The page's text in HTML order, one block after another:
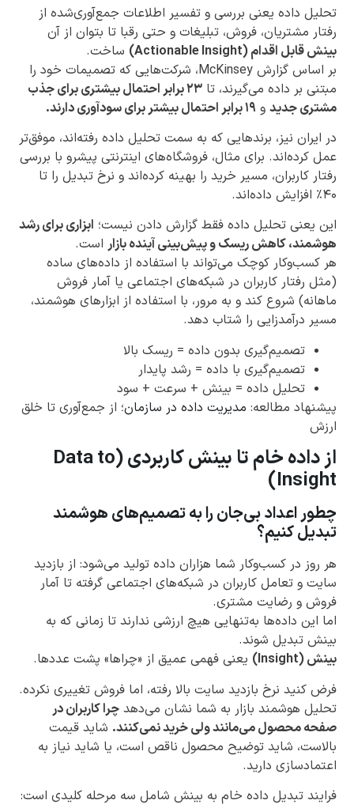
تحلیل داده یعنی بررسی و تفسیر اطلاعات جمع‌آوری‌شده از
رفتار مشتریان، فروش، تبلیغات و حتی رقبا تا بتوان از آن
بینش قابل اقدام (Actionable Insight)
ساخت.
بر اساس گزارش McKinsey، شرکت‌هایی که تصمیمات خود را
مبتنی بر داده می‌گیرند، تا
۲۳ برابر احتمال بیشتری برای جذب
مشتری جدید و ۱۹ برابر احتمال بیشتر برای سودآوری دارند.
در ایران نیز، برندهایی که به سمت تحلیل داده رفته‌اند، موفق‌تر
عمل کرده‌اند. برای مثال، فروشگاه‌های اینترنتی پیشرو با بررسی
رفتار کاربران، مسیر خرید را بهینه کرده‌اند و نرخ تبدیل را تا
۴۰٪ افزایش داده‌اند.
این یعنی تحلیل داده فقط گزارش دادن نیست؛ ابزاری برای رشد
هوشمند، کاهش ریسک و پیش‌بینی آینده بازار است.
هر کسب‌وکار کوچک می‌تواند با استفاده از داده‌های ساده
(مثل رفتار کاربران در شبکه‌های اجتماعی یا آمار فروش
ماهانه) شروع کند و به مرور، با استفاده از ابزارهای هوشمند،
مسیر درآمدزایی را شتاب دهد.
تصمیم‌گیری بدون داده = ریسک بالا
تصمیم‌گیری با داده = رشد پایدار
تحلیل داده = بینش + سرعت + سود
پیشنهاد مطالعه: مدیریت داده در سازمان؛ از جمع‌آوری تا خلق
ارزش
از داده خام تا بینش کاربردی (Data to
Insight)
چطور اعداد بی‌جان را به تصمیم‌های هوشمند
تبدیل کنیم؟
هر روز در کسب‌وکار شما هزاران داده تولید می‌شود: از بازدید
سایت و تعامل کاربران در شبکه‌های اجتماعی گرفته تا آمار
فروش و رضایت مشتری.
اما این داده‌ها به‌تنهایی هیچ ارزشی ندارند تا زمانی که به
بینش تبدیل شوند.
بینش (Insight)
یعنی فهمی عمیق از «چراها» پشت عددها.
فرض کنید نرخ بازدید سایت بالا رفته، اما فروش تغییری نکرده.
تحلیل هوشمند بازار به شما نشان می‌دهد چرا کاربران در
صفحه محصول می‌مانند ولی خرید نمی‌کنند. شاید قیمت
بالاست، شاید توضیح محصول ناقص است، یا شاید نیاز به
اعتمادسازی دارید.
فرایند تبدیل داده خام به بینش شامل سه مرحله کلیدی است: